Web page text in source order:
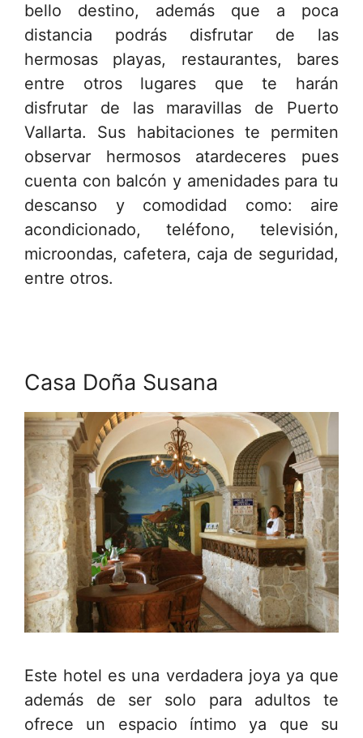
bello destino, además que a poca
distancia podrás disfrutar de las
hermosas playas, restaurantes, bares
entre otros lugares que te harán
disfrutar de las maravillas de Puerto
Vallarta. Sus habitaciones te permiten
observar hermosos atardeceres pues
cuenta con balcón y amenidades para tu
descanso y comodidad como: aire
acondicionado, teléfono, televisión,
microondas, cafetera, caja de seguridad,
entre otros.
Casa Doña Susana
Este hotel es una verdadera joya ya que
además de ser solo para adultos te
ofrece un espacio íntimo ya que su